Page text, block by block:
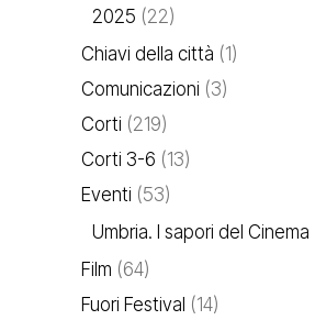
2025 (22)
Chiavi della città (1)
Comunicazioni (3)
Corti (219)
Corti 3-6 (13)
Eventi (53)
Umbria. I sapori del Cinema
Film (64)
Fuori Festival (14)